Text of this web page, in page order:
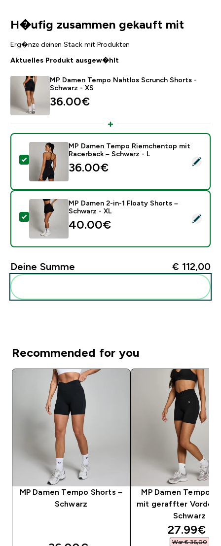
H�ufig zusammen gekauft mit
Erg�nze deinen Stack mit Produkten
Aktuelles Produkt ausgew�hlt
MP Damen Tempo Nahtlos Scrunch Shorts -
Schwarz - XS
36.00€‎
Dieses Produkt ausw�hlen - MP Damen Tempo
MP Damen Tempo Riemchentop mit
Racerback – Schwarz - L
36.00€‎
Dieses Produkt ausw�hlen - MP Damen 2-in-1
MP Damen 2-in-1 Floaty Shorts –
Schwarz - XL
40.00€‎
Deine Summe € 112,00‎
Recommended for you
MP Damen Tempo Shorts –
Schwarz
MP Damen Tempo
mit geraffter
Schwarz
27.99€‎
War € 36,00‎